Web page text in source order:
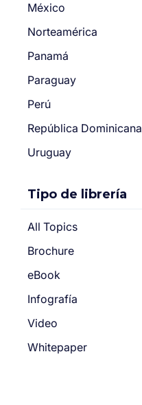
México
Norteamérica
Panamá
Paraguay
Perú
República Dominicana
Uruguay
Tipo de librería
All Topics
Brochure
eBook
Infografía
Video
Whitepaper